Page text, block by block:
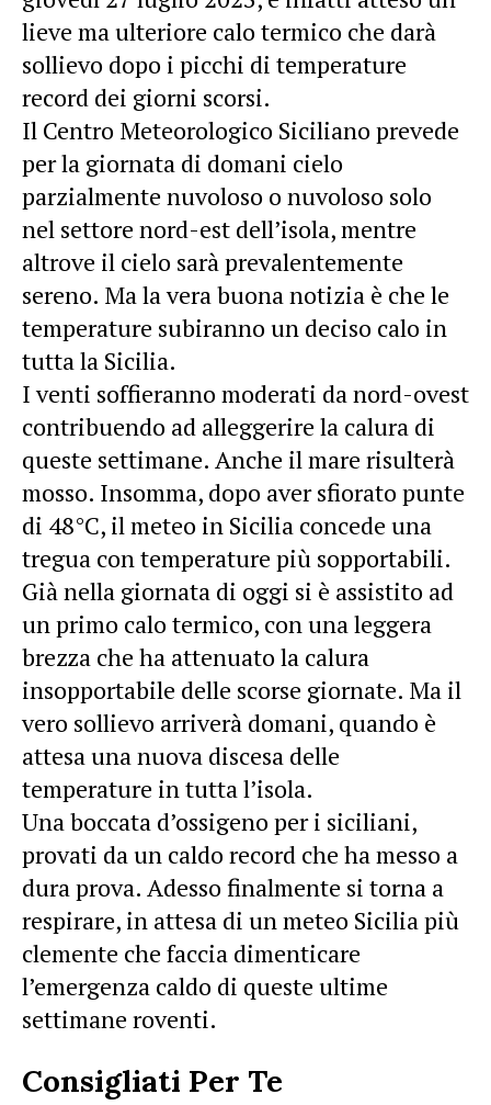
lieve ma ulteriore calo termico che darà
sollievo dopo i picchi di temperature
record dei giorni scorsi.
Il Centro Meteorologico Siciliano prevede
per la giornata di domani cielo
parzialmente nuvoloso o nuvoloso solo
nel settore nord-est dell’isola, mentre
altrove il cielo sarà prevalentemente
sereno. Ma la vera buona notizia è che le
temperature subiranno un deciso calo in
tutta la Sicilia.
I venti soffieranno moderati da nord-ovest
contribuendo ad alleggerire la calura di
queste settimane. Anche il mare risulterà
mosso. Insomma, dopo aver sfiorato punte
di 48°C, il meteo in Sicilia concede una
tregua con temperature più sopportabili.
Già nella giornata di oggi si è assistito ad
un primo calo termico, con una leggera
brezza che ha attenuato la calura
insopportabile delle scorse giornate. Ma il
vero sollievo arriverà domani, quando è
attesa una nuova discesa delle
temperature in tutta l’isola.
Una boccata d’ossigeno per i siciliani,
provati da un caldo record che ha messo a
dura prova. Adesso finalmente si torna a
respirare, in attesa di un meteo Sicilia più
clemente che faccia dimenticare
l’emergenza caldo di queste ultime
settimane roventi.
Consigliati Per Te